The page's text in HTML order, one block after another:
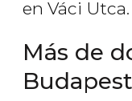
en Váci Utca.
Más de
Budapest